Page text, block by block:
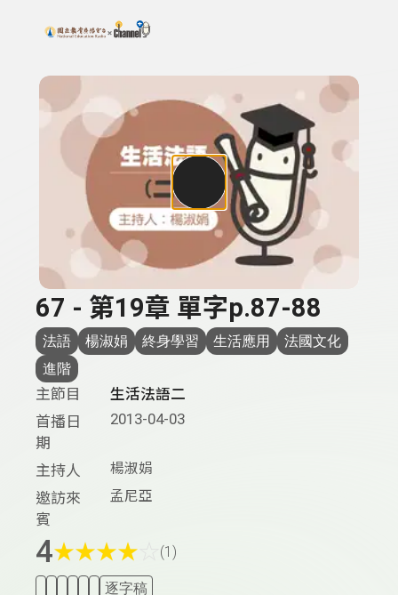
上方功能區塊
搜尋關鍵字：可輸入節目名稱、主持人或關鍵字
67 - 第19章 單字p.87-88
法語 楊淑娟 終身學習 生活應用
法國文化
進階
主節目
生活法語二
首播日
期
2013-04-03
主持人 楊淑娟
邀訪來
賓
孟尼亞
4★★★★ (1)
逐字稿